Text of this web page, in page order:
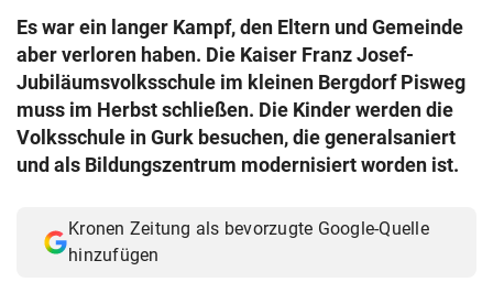
search
eingeben
© Krone Multimedia GmbH & Co KG 2026
Muthgasse 2, 1190 Wien
Es war ein langer Kampf, den Eltern und Gemeinde
aber verloren haben. Die Kaiser Franz Josef-
Jubiläumsvolksschule im kleinen Bergdorf Pisweg
muss im Herbst schließen. Die Kinder werden die
Volksschule in Gurk besuchen, die generalsaniert
und als Bildungszentrum modernisiert worden ist.
Kronen Zeitung als bevorzugte Google-Quelle
hinzufügen